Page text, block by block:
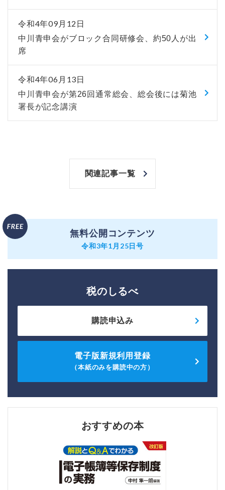
令和4年09月12日
中川青申会がブロック合同研修会、約50人が出
席
令和4年06月13日
中川青申会が第26回通常総会、総会後には菊池
署長が記念講演
関連記事一覧
無料公開コンテンツ
令和3年1月25日号
税のしるべ
購読申込み
電子版新規利用登録
（本紙のみを購読中の方）
おすすめの本